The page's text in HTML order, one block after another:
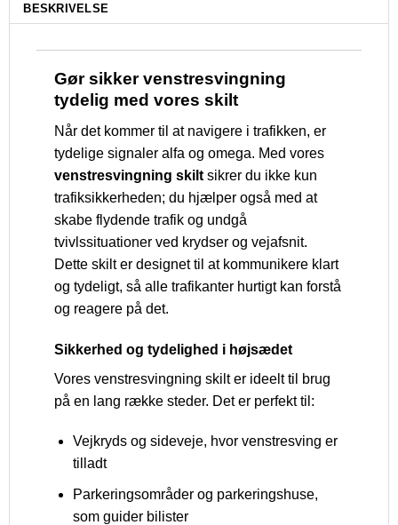
BESKRIVELSE
Gør sikker venstresvingning
tydelig med vores skilt
Når det kommer til at navigere i trafikken, er
tydelige signaler alfa og omega. Med vores
venstresvingning skilt sikrer du ikke kun
trafiksikkerheden; du hjælper også med at
skabe flydende trafik og undgå
tvivlssituationer ved krydser og vejafsnit.
Dette skilt er designet til at kommunikere klart
og tydeligt, så alle trafikanter hurtigt kan forstå
og reagere på det.
Sikkerhed og tydelighed i højsædet
Vores venstresvingning skilt er ideelt til brug
på en lang række steder. Det er perfekt til:
Vejkryds og sideveje, hvor venstresving er
tilladt
Parkeringsområder og parkeringshuse,
som guider bilister